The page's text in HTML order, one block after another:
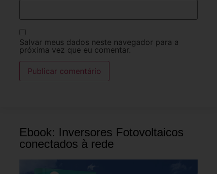
Salvar meus dados neste navegador para a
próxima vez que eu comentar.
Ebook: Inversores Fotovoltaicos
conectados à rede